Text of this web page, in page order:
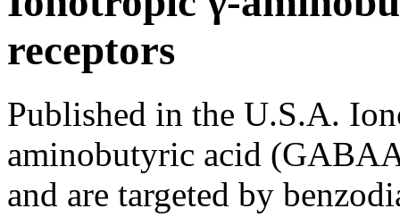
receptors
Published in the U.S.A.
aminobutyric acid
and are targeted by